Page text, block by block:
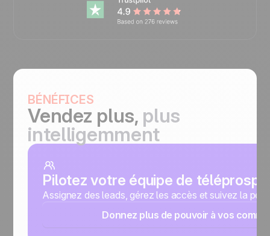
BÉNÉFICES
Vendez plus, plus
intelligemment
Pilotez votre équipe de
Assignez des leads, gérez les accès et suivez la
Donnez plus de pouvoir à vos